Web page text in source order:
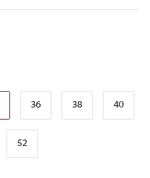
36 38 40
52